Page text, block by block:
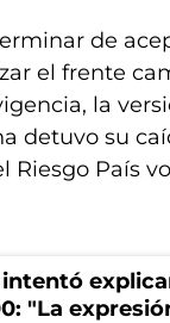
de
el frente
la
detuvo su
Riesgo País
intentó
"La